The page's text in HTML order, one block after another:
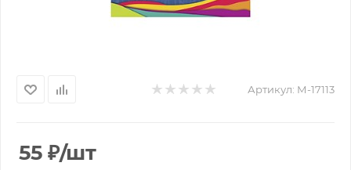
Артикул: М-17113
55 ₽/шт